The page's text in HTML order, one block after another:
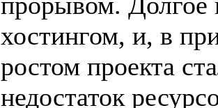
хостингом, и, в
ростом проекта
недостаток